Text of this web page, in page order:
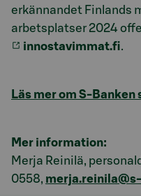
erkännandet Finlands
arbetsplatser 2024
innostavimmat.fi.
Läs mer om S-
Mer information:
Merja Reinilä,
0558,